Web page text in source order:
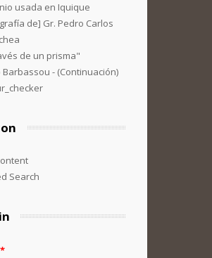
usada en Iquique
de] Gr. Pedro Carlos
de un prisma"
Barbassou - (Continuación)
Search
*